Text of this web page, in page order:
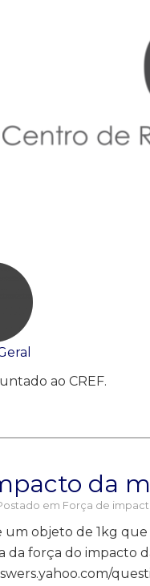
ao CREF.
da
em Força de
um objeto de 1kg
da força do impacto